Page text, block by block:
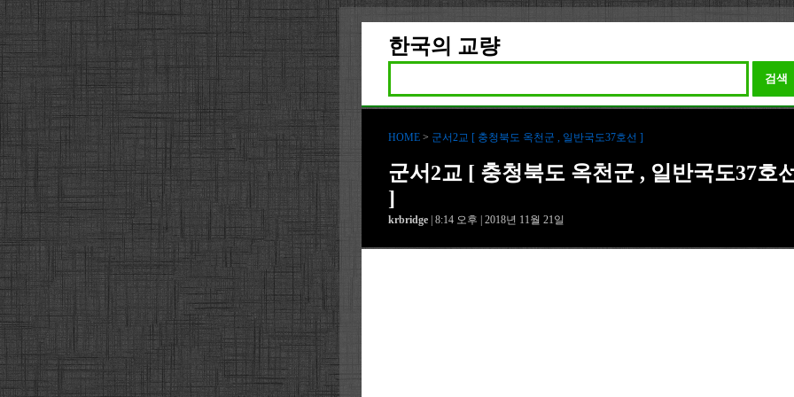
한국의 교량
검색
HOME > 군서2교 [ 충청북도 옥천군 , 일반국도37호선 ]
군서2교 [ 충청북도 옥천군 , 일반국도37호
]
krbridge | 8:14 오후 | 2018년 11월 21일